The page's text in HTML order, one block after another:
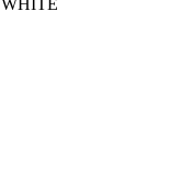
WHITE